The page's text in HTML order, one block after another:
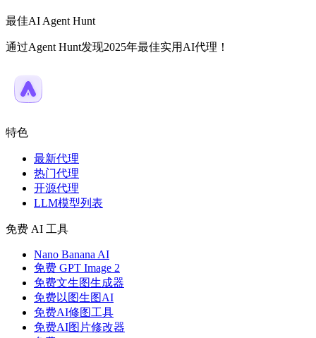
最佳AI Agent Hunt
通过Agent Hunt发现2025年最佳实用AI代理！
特色
最新代理
热门代理
开源代理
LLM模型列表
免费 AI 工具
Nano Banana AI
免费 GPT Image 2
免费文生图生成器
免费以图生图AI
免费AI修图工具
免费AI图片修改器